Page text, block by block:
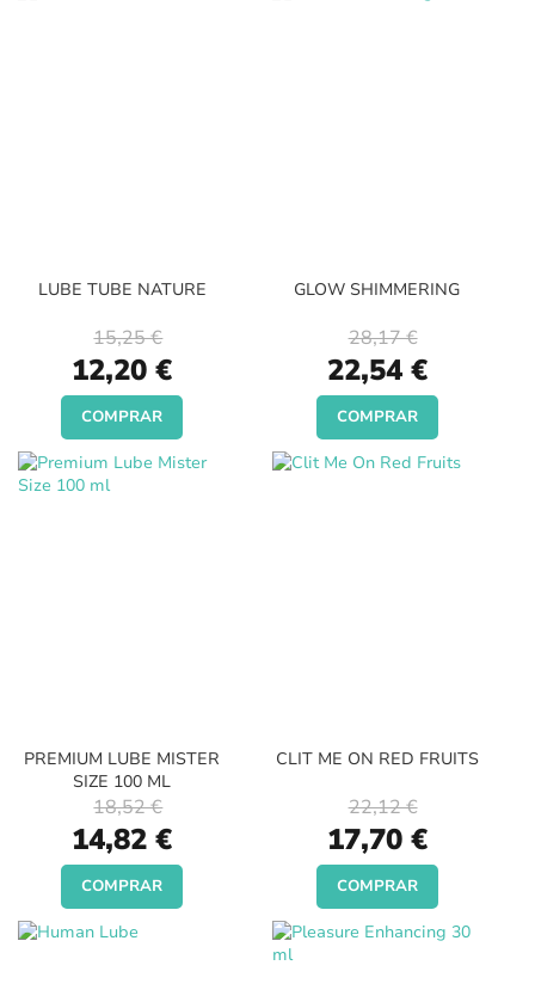
LUBE TUBE NATURE
Special
Price
12,20 €
15,25 €
COMPRAR
GLOW SHIMMERING
Special
Price
22,54 €
28,17 €
COMPRAR
PREMIUM LUBE MISTER
SIZE 100 ML
Special
Price
14,82 €
18,52 €
COMPRAR
CLIT ME ON RED FRUITS
Special
Price
17,70 €
22,12 €
COMPRAR